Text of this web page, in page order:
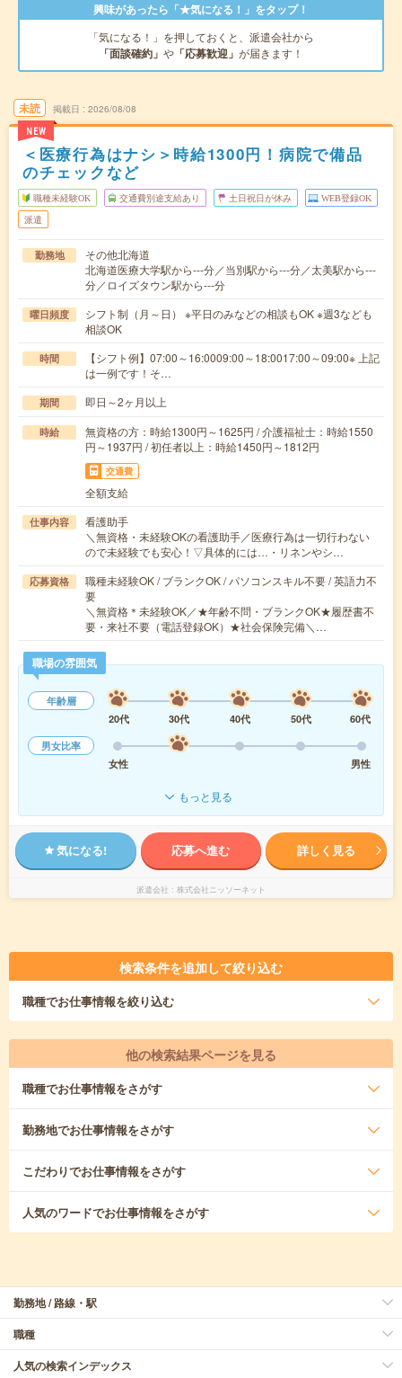
興味があったら「★気になる！」をタップ！
「気になる！」を押しておくと、派遣会社から
「面談確約」 や 「応募歓迎」 が届きます！
未読
NEW
掲載日 2026/08/08
＜医療行為はナシ＞時給1300円！病院で備品
のチェックなど
職種未経験OK 交通費別途支給あり 土日祝日が休み WEB登録OK
派遣
勤務地
その他北海道
北海道医療大学駅から---分／当別駅から---分／太美駅から---
分／ロイズタウン駅から---分
曜日頻度
シフト制（月～日） ※平日のみなどの相談もOK ※週3なども
相談OK
時間
【シフト例】07:00～16:0009:00～18:0017:00～09:00※ 上記
は一例です！そ…
期間 即日～2ヶ月以上
時給
無資格の方：時給1300円～1625円 / 介護福祉士：時給1550
円～1937円 / 初任者以上：時給1450円～1812円
交通費
全額支給
仕事内容
看護助手
＼無資格・未経験OKの看護助手／医療行為は一切行わない
ので未経験でも安心！▽具体的には…・リネンやシ…
応募資格
職種未経験OK / ブランクOK / パソコンスキル不要 / 英語力不
要
＼無資格＊未経験OK／★年齢不問・ブランクOK★履歴書不
要・来社不要（電話登録OK）★社会保険完備＼…
職場の雰囲気
年齢層
20代
30代 40代 50代
60代
男女比率
女性
男性
もっと見る
気になる! 応募へ進む 詳しく見る
派遣会社 株式会社ニッソーネット
検索条件を追加して絞り込む
職種でお仕事情報を絞り込む
他の検索結果ページを見る
職種でお仕事情報をさがす
勤務地でお仕事情報をさがす
こだわりでお仕事情報をさがす
人気のワードでお仕事情報をさがす
勤務地 / 路線・駅
職種
人気の検索インデックス